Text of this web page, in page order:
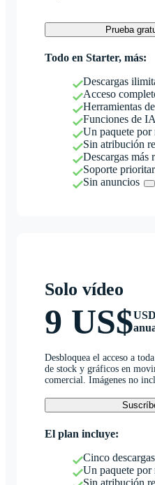
Prueba
Todo en Starter, más:
Descargas
Acceso
Herramientas
Funciones de
Un paquete por
Sin atribución
Descargas más
Soporte
Sin anuncios
Solo vídeo
9 US$
Desbloquea el acceso a
de stock y gráficos en
comercial. Imágenes no
El plan incluye:
Cinco
Un paquete por
Sin atribución